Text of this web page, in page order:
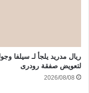
ريال مدريد يلجأ لـ سيلفا
لتعويض صفقة رودرى
2026/08/08